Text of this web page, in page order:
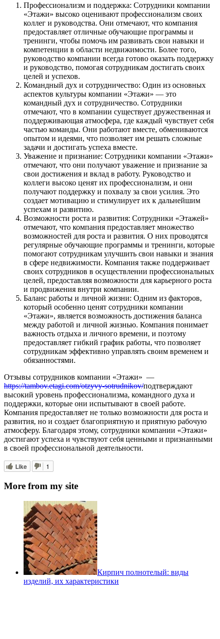
Профессионализм и поддержка: Сотрудники компании
«Этажи» высоко оценивают профессионализм своих
коллег и руководства. Они отмечают, что компания
предоставляет отличные обучающие программы и
тренинги, чтобы помочь им развивать свои навыки и
компетенции в области недвижимости. Более того,
руководство компании всегда готово оказать поддержку
и руководство, помогая сотрудникам достигать своих
целей и успехов.
Командный дух и сотрудничество: Один из основных
аспектов культуры компании «Этажи» — это
командный дух и сотрудничество. Сотрудники
отмечают, что в компании существует дружественная и
поддерживающая атмосфера, где каждый чувствует себя
частью команды. Они работают вместе, обмениваются
опытом и идеями, что позволяет им решать сложные
задачи и достигать успеха вместе.
Уважение и признание: Сотрудники компании «Этажи»
отмечают, что они получают уважение и признание за
свои достижения и вклад в работу. Руководство и
коллеги высоко ценят их профессионализм, и они
получают поддержку и похвалу за свои усилия. Это
создает мотивацию и стимулирует их к дальнейшим
успехам и развитию.
Возможности роста и развития: Сотрудники «Этажей»
отмечают, что компания предоставляет множество
возможностей для роста и развития. О них проводятся
регулярные обучающие программы и тренинги, которые
помогают сотрудникам улучшить свои навыки и знания
в сфере недвижимости. Компания также поддерживает
своих сотрудников в осуществлении профессиональных
целей, предоставляя возможности для карьерного роста
и продвижения внутри компании.
Баланс работы и личной жизни: Одним из факторов,
который особенно ценят сотрудники компании
«Этажи», является возможность достижения баланса
между работой и личной жизнью. Компания понимает
важность отдыха и личного времени, и поэтому
предоставляет гибкий график работы, что позволяет
сотрудникам эффективно управлять своим временем и
обязанностями.
Отзывы сотрудников компании «Этажи» —
https://tambov.etagi.com/otzyvy-sotrudnikov/подтверждают
высокий уровень профессионализма, командного духа и
поддержки, которые они испытывают в своей работе.
Компания предоставляет не только возможности для роста и
развития, но и создает благоприятную и приятную рабочую
атмосферу. Благодаря этому, сотрудники компании «Этажи»
достигают успеха и чувствуют себя ценными и признанными
в своей профессиональной деятельности.
Like 1
More from my site
Кирпич полнотелый: виды
изделий, их характеристики